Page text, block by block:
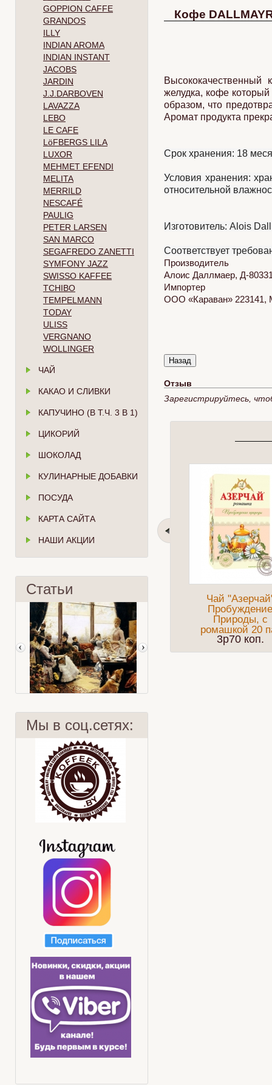
GOPPION CAFFE
GRANDOS
ILLY
INDIAN AROMA
INDIAN INSTANT
JACOBS
JARDIN
J.J.DARBOVEN
LAVAZZA
LEBO
LE CAFE
LöFBERGS LILA
LUXOR
MEHMET EFENDI
MELITA
MERRILD
NESCAFÉ
PAULIG
PETER LARSEN
SAN MARCO
SEGAFREDO ZANETTI
SYMFONY JAZZ
SWISSO KAFFEE
TCHIBO
TEMPELMANN
TODAY
ULISS
VERGNANO
WOLLINGER
ЧАЙ
КАКАО И СЛИВКИ
КАПУЧИНО (В Т.Ч. 3 В 1)
ЦИКОРИЙ
ШОКОЛАД
КУЛИНАРНЫЕ ДОБАВКИ
ПОСУДА
КАРТА САЙТА
НАШИ АКЦИИ
Статьи
Five o'clock tea
Мы в соц.сетях:
Кофе
желудка, кофе
образом, что
Аромат продукта
Срок хранения: 18
Условия хранения:
относительной
Изготовитель: Alois
Соответствует
Производитель
Алоис Даллмаер, Д-
Импортер
ООО «Караван» 223141,
Отзыв
Зарегистрируйтесь,
Чай
Природы, с
ромашкой 20
3p70 коп.